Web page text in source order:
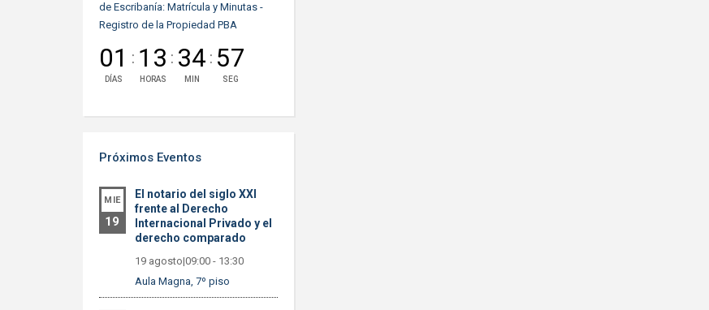
de Escribanía: Matrícula y Minutas -
Registro de la Propiedad PBA
01
DÍAS
: 13
HORAS
: 34
MIN
: 57
SEG
Próximos Eventos
MIE
19
El notario del siglo XXI
frente al Derecho
Internacional Privado y el
derecho comparado
19 agosto|09:00- 13:30
Aula Magna, 7º piso